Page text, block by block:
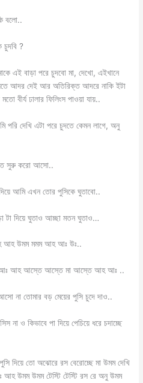
বলো..
চুদবি ?
এই বাড়া পরে চুদবো মা, দেখো, এইখানে
আদর দেই আর অতিরিক্ত আদরে নাকি ইটা
বীর্য ঢালার ফিলিংস পাওয়া যায়..
পরি দেখি এটা পরে চুদতে কেমন লাগে, অনু
সুরু করো আসো..
আমি এখন তোর পুসিকে ঘুতাবো..
টা দিয়ে ঘুতাও আচ্ছা মতন ঘুতাও…
আহ উমম মমম আহ আঃ উঃ..
আহ আস্তে আস্তে মা আস্তে আহ আঃ ..
না তোমার বড় মেয়ের পুসি চুদে দাও..
ও কিভাবে পা দিয়ে পেচিয়ে ধরে চদাচ্ছে
দিয়ে তো অঝোরে রস বেরোচ্ছে মা উমম দেখি
উমম উমম টেস্টি টেস্টি রস রে অনু উমম